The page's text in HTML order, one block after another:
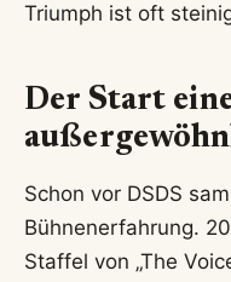
Triumph ist oft
Der Start
Schon vor DSDS
Bühnenerfahrung.
Staffel von „The